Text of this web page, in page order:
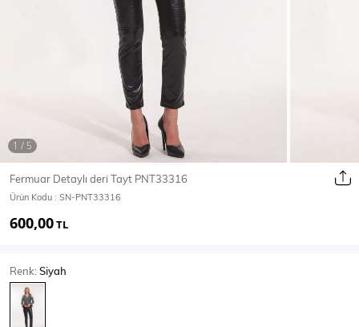
Mont & Kaban
T-Shirt
Fermuar Detaylı deri Tayt PNT33316
Ürün Kodu : SN-PNT33316
600,00TL
Renk:Siyah